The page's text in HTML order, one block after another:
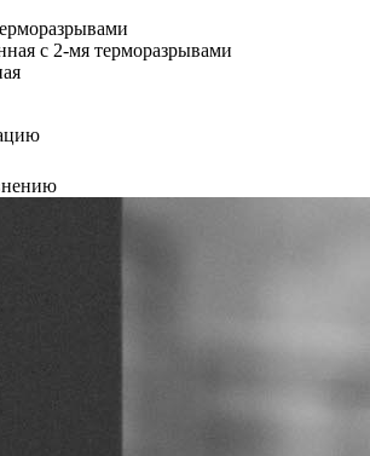
с 2-мя терморазрывами